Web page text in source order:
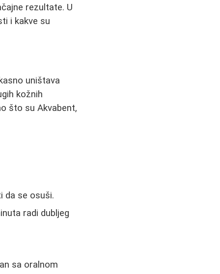
rezultate. U
i kakve su
uništava
kožnih
što su Akvabent,
da se osuši.
radi dubljeg
sa oralnom